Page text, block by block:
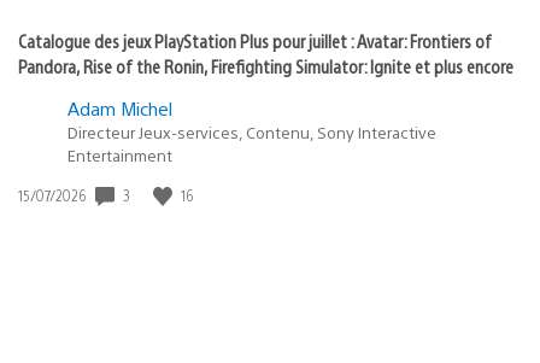
Catalogue des jeux PlayStation Plus pour juillet : Avatar: Frontiers of
Pandora, Rise of the Ronin, Firefighting Simulator: Ignite et plus encore
Adam Michel
Directeur Jeux-services, Contenu, Sony Interactive
Entertainment
Date
15/07/2026 3 16